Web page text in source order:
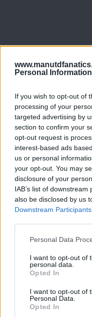
Personal Information
If you wish to opt-out of
processing of your
targeted advertising by
section to confirm your
opt-out request is
interest-based ads
us or personal
your opt-out. You may
disclosure of your
IAB’s list of
also be disclosed by us
Downstream Participants
Please note that this
not limited to your visit
grant or deny consent
use your data for below
consent section.
Personal Data
I want to opt-out of
personal data.
Opted In
I want to opt-out of
Personal Data.
Opted In
Leeds
United
Felkészülési szezon 5.
Croke Park, Dublin
2026-08-12 20:30
2 nap 15 óra 14 perc 26
ELŐZŐ
Támogatás